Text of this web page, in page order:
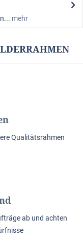
mehr
Qualitätsrahmen
ab und achten